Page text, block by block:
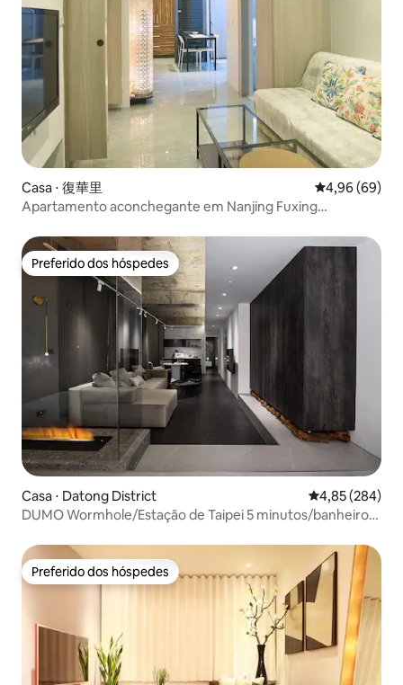
Casa ⋅ 復華里 4,96 de uma
4,96 (69)
Apartamento aconchegante em Nanjing Fuxing
Preferido dos hóspedes
Preferido dos hóspedes
Casa ⋅ Datong District 4,85 de uma
4,85 (284)
DUMO Wormhole/Estação de Taipei 5 minutos/banheiro
Preferido dos hóspedes
Preferido dos hóspedes